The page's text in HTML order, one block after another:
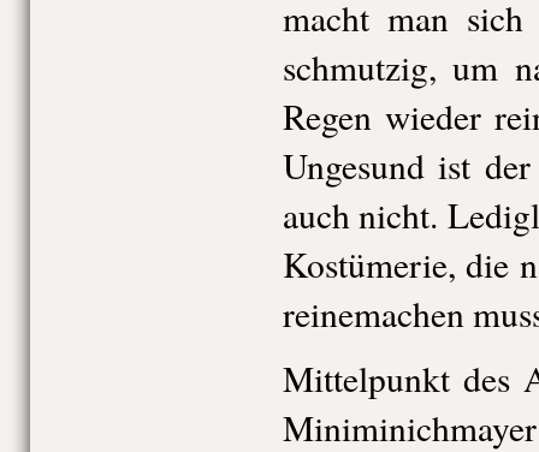
macht man
schmutzig, um
Regen wieder
Ungesund ist
auch nicht.
Kostümerie, die
reinemachen
Mittelpunkt des